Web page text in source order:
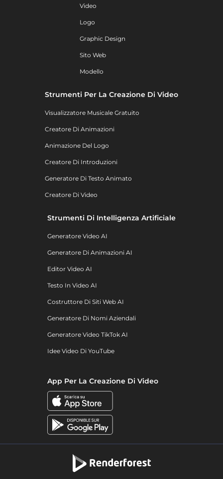
Video
Logo
Graphic Design
Sito Web
Modello
Strumenti Per La Creazione Di Video
Visualizzatore Musicale Gratuito
Creatore Di Animazioni
Animazione Del Logo
Creatore Di Introduzioni
Generatore Di Testo Animato
Creatore Di Video
Strumenti Di Intelligenza Artificiale
Generatore Video AI
Generatore Di Animazioni AI
Editor Video AI
Testo In Video AI
Costruttore Di Siti Web AI
Generatore Di Nomi Aziendali
Generatore Video TikTok AI
Idee Video Di YouTube
App Per La Creazione Di Video